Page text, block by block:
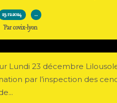
23.12.2024 …
Par covix-lyon
Lundi 23 décembre
par l’inspection des